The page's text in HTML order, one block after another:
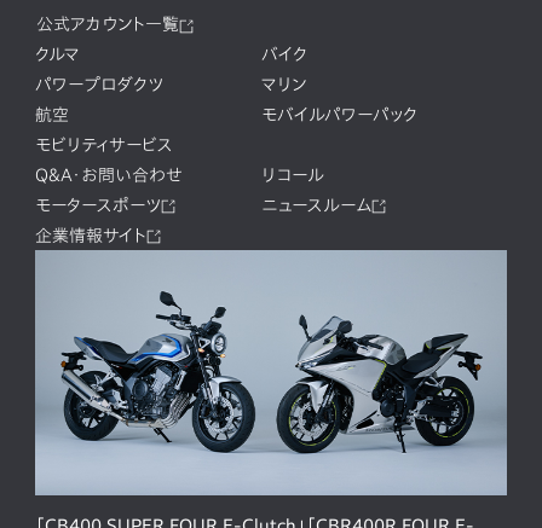
公式アカウント一覧
クルマ
バイク
パワープロダクツ
マリン
航空
モバイルパワーパック
モビリティサービス
Q&A・お問い合わせ
リコール
モータースポーツ
ニュースルーム
企業情報サイト